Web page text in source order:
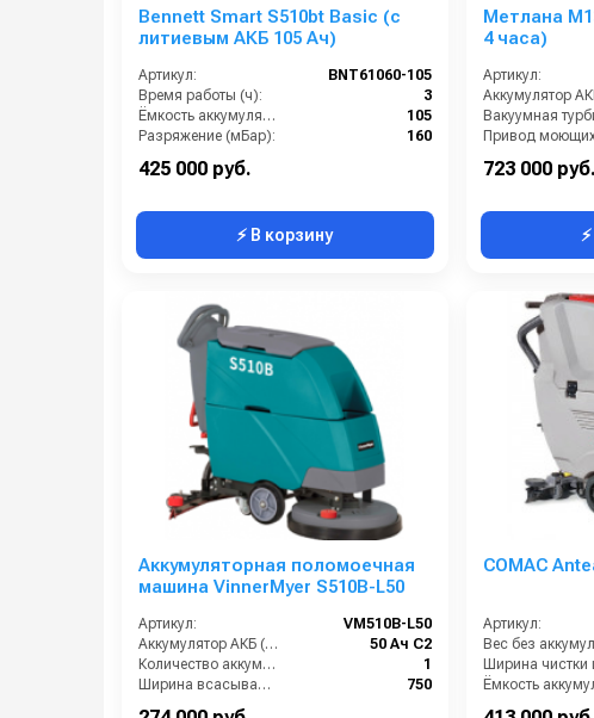
Bennett Smart S510bt Basic (с
литиевым АКБ 105 Ач)
Артикул:
BNT61060-105
Время работы (ч):
3
Ёмкость аккумулятора (Ач):
105
Разряжение (мБар):
160
425 000 руб.
⚡ В корзину
Метлана
4 часа)
Артикул:
Привод хода (
723 000 руб.
Аккумуляторная поломоечная
машина VinnerMyer S510B-L50
Артикул:
VM510B-L50
Аккумулятор АКБ (В/А·ч):
50 Ач С2
Количество аккумуляторов (шт):
1
Ширина всасывающей балки (мм):
750
COMAC
Артикул: